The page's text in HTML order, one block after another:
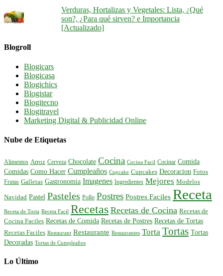
Verduras, Hortalizas y Vegetales: Lista, ¿Qué
son?, ¿Para qué sirven? e Importancia
[Actualizado]
Blogroll
Blogicars
Blogicasa
Blogichics
Blogistar
Blogitecno
Blogitravel
Marketing Digital & Publicidad Online
Nube de Etiquetas
Alimentos Arroz Cerveza Chocolate Cocina Cocina Facil Cocinar Comida
Comidas Como Hacer Cumpleaños Cupcake Cupcakes Decoracion Fotos
Frutas Galletas Gastronomia Imagenes Ingredientes Mejores Modelos
Navidad Pastel Pasteles Pollo Postres Postres Faciles Receta
Receta de Torta Receta Facil Recetas Recetas de Cocina Recetas de
Cocina Faciles Recetas de Comida Recetas de Postres Recetas de Tortas
Recetas Faciles Restaurant Restaurante Restaurantes Torta Tortas Tortas
Decoradas Tortas de Cumpleaños
Lo Último